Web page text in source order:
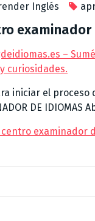
Inglés
–
curiosidades.
iniciar el proceso
DE IDIOMAS
examinador